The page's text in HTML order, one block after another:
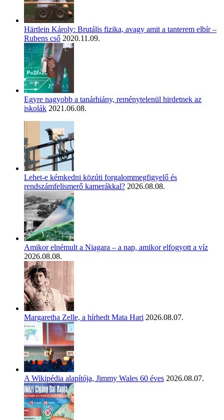
Härtlein Károly: Brutális fizika, avagy amit a tanterem elbír –
Rubens cső 2020.11.09.
Egyre nagyobb a tanárhiány, reménytelenül hirdetnek az
iskolák 2021.06.08.
Lehet-e kémkedni közúti forgalommegfigyelő és
rendszámfelismerő kamerákkal? 2026.08.08.
Amikor elnémult a Niagara – a nap, amikor elfogyott a víz
2026.08.08.
Margaretha Zelle, a hírhedt Mata Hari 2026.08.07.
A Wikipédia alapítója, Jimmy Wales 60 éves 2026.08.07.